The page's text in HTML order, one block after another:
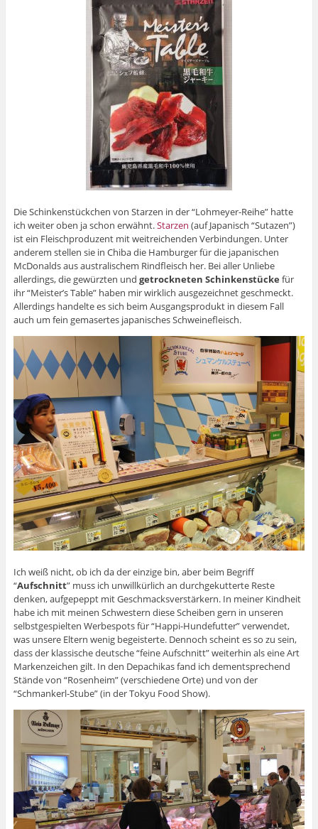
Die Schinkenstückchen von Starzen in der “Lohmeyer-Reihe” hatte
ich weiter oben ja schon erwähnt.Starzen (auf Japanisch “Sutazen”)
ist ein Fleischproduzent mit weitreichenden Verbindungen. Unter
anderem stellen sie in Chiba die Hamburger für die japanischen
McDonalds aus australischem Rindfleisch her. Bei aller Unliebe
allerdings, die gewürzten und getrockneten Schinkenstücke für
ihr “Meister’s Table” haben mir wirklich ausgezeichnet geschmeckt.
Allerdings handelte es sich beim Ausgangsprodukt in diesem Fall
auch um fein gemasertes japanisches Schweinefleisch.
Ich weiß nicht, ob ich da der einzige bin, aber beim Begriff
“Aufschnitt” muss ich unwillkürlich an durchgekutterte Reste
denken, aufgepeppt mit Geschmacksverstärkern. In meiner Kindheit
habe ich mit meinen Schwestern diese Scheiben gern in unseren
selbstgespielten Werbespots für “Happi-Hundefutter” verwendet,
was unsere Eltern wenig begeisterte. Dennoch scheint es so zu sein,
dass der klassische deutsche “feine Aufschnitt” weiterhin als eine Art
Markenzeichen gilt. In den Depachikas fand ich dementsprechend
Stände von “Rosenheim” (verschiedene Orte) und von der
“Schmankerl-Stube” (in der Tokyu Food Show).